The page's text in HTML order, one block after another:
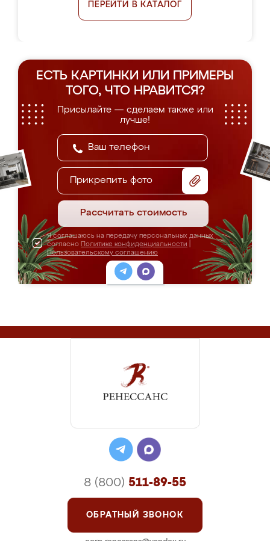
ПЕРЕЙТИ В КАТАЛОГ
ЕСТЬ КАРТИНКИ ИЛИ ПРИМЕРЫ
ТОГО, ЧТО НРАВИТСЯ?
Присылайте — сделаем также или
лучше!
Прикрепить фото
Рассчитать стоимость
Я соглашаюсь на передачу персональных данных
согласно Политике конфиденциальности
Пользовательскому соглашению
8 (800) 511-89-55
ОБРАТНЫЙ ЗВОНОК